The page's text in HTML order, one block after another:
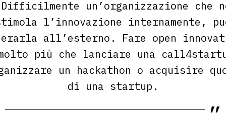
Difficilmente un’organizzazione che
l’innovazione internamente,
all’esterno. Fare open
più che lanciare una
un hackathon o acquisire
di una startup.